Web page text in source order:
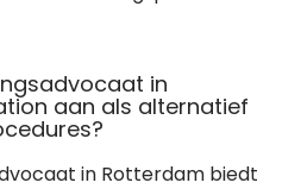
in
aan als alternatief
in Rotterdam biedt